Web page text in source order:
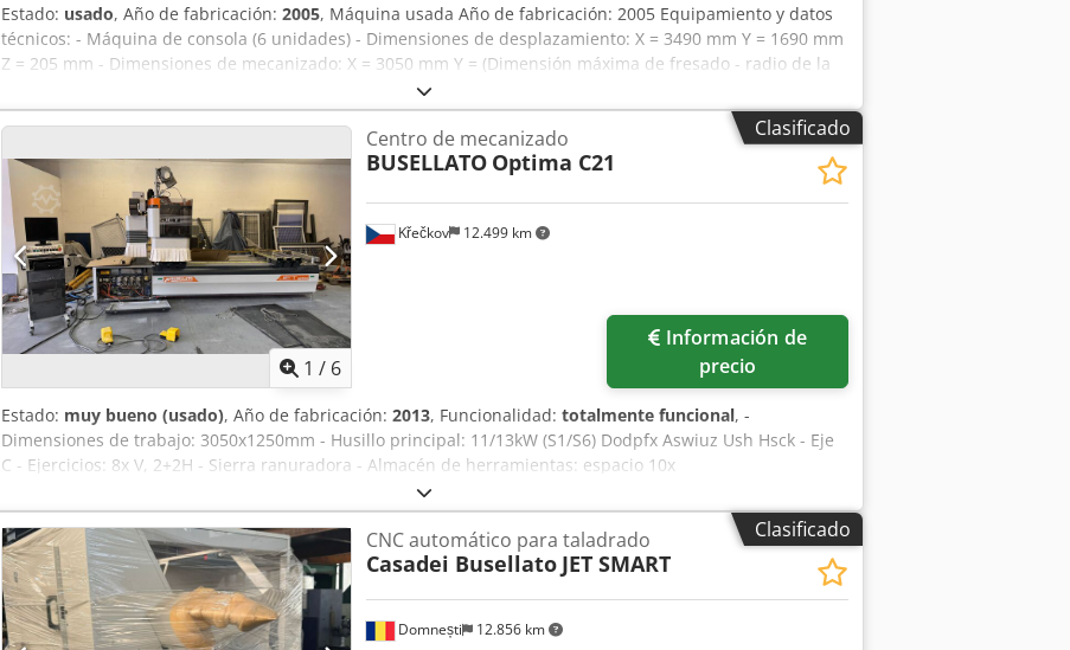
Estado: usado, Año de fabricación: 2005, Máquina usada Año de fabricación: 2005 Equipamiento y datos
técnicos: - Máquina de consola (6 unidades) - Dimensiones de desplazamiento: X = 3490 mm Y = 1690 mm
Z = 205 mm - Dimensiones de mecanizado: X = 3050 mm Y = (Dimensión máxima de fresado - radio de la
herramienta) 1345 mm Z = 150 mm - Cabezal de taladrado TF 20 - Potencia: 2,2 kW - 8 husillos verticales,
distancia entre husillos: 32 mm en X - 6 husillos verticales, distancia entre husillos: 32 mm en Y - 2+2
husillos horizontales en X - 1+1 husillos horizontales en Y - Con disco de corte integrado de 120 mm - Con
husillo de fresado eléctrico de 9,2 kW con conexión ISO-30 - Con eje C - Con cabezal angular - Con
cambiador de herramientas de 12 posiciones - Con puesto de cambio de herramientas para cabezales
angulares - Con bomba de vacío de 80-100 m³/h - Potencia total de conexión: 16 kW - Presión de aire
comprimido: 6 bar - Consumo de aire comprimido: 210 litros normales/minuto - Conexión de aspiración:
250 mm - Volumen de aspiración: 5300 m³/h - Velocidad de aspiración: 30 m/s - Dimensiones: 5940 x 3800
x 2510 mm Dcjdpfx Ahozk Nz Ao Hok - Peso: 3700 kg Disponibilidad: a corto plazo Ubicación: 63934
Röllbach
Clasificado
1 / 6
Křečkov 12.499 km
Centro de mecanizado
BUSELLATO Optima C21
precio
Estado: muy bueno (usado), Año de fabricación: 2013, Funcionalidad: totalmente funcional, -
Dimensiones de trabajo: 3050x1250mm - Husillo principal: 11/13kW (S1/S6) Dodpfx Aswiuz Ush Hsck - Eje
C - Ejercicios: 8x V, 2+2H - Sierra ranuradora - Almacén de herramientas: espacio 10x
Clasificado
Domnești 12.856 km
CNC automático para taladrado
Casadei Busellato JET SMART